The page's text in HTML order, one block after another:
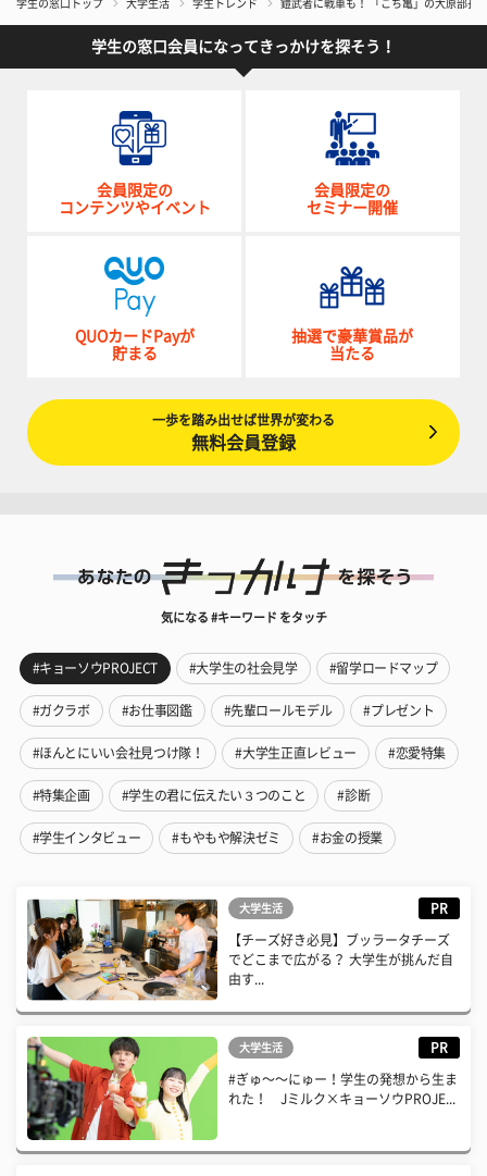
学生の窓口トップ 大学生活 学生トレンド 鎧武者に戦車も！ 「こち亀」の大原部長
学生の窓口会員になってきっかけを探そう！
会員限定の
コンテンツやイベント
会員限定の
セミナー開催
QUOカードPayが
貯まる
抽選で豪華賞品が
当たる
一歩を踏み出せば世界が変わる
無料会員登録
気になる #キーワード をタッチ
#キョーソウPROJECT #大学生の社会見学 #留学ロードマップ
#ガクラボ #お仕事図鑑 #先輩ロールモデル #プレゼント
#ほんとにいい会社見つけ隊！ #大学生正直レビュー #恋愛特集
#特集企画 #学生の君に伝えたい３つのこと #診断
#学生インタビュー #もやもや解決ゼミ #お金の授業
大学生活 PR
【チーズ好き必見】ブッラータチーズ
でどこまで広がる？ 大学生が挑んだ自
由す...
大学生活 PR
#ぎゅ〜〜にゅー！学生の発想から生ま
れた！ Jミルク×キョーソウPROJE...